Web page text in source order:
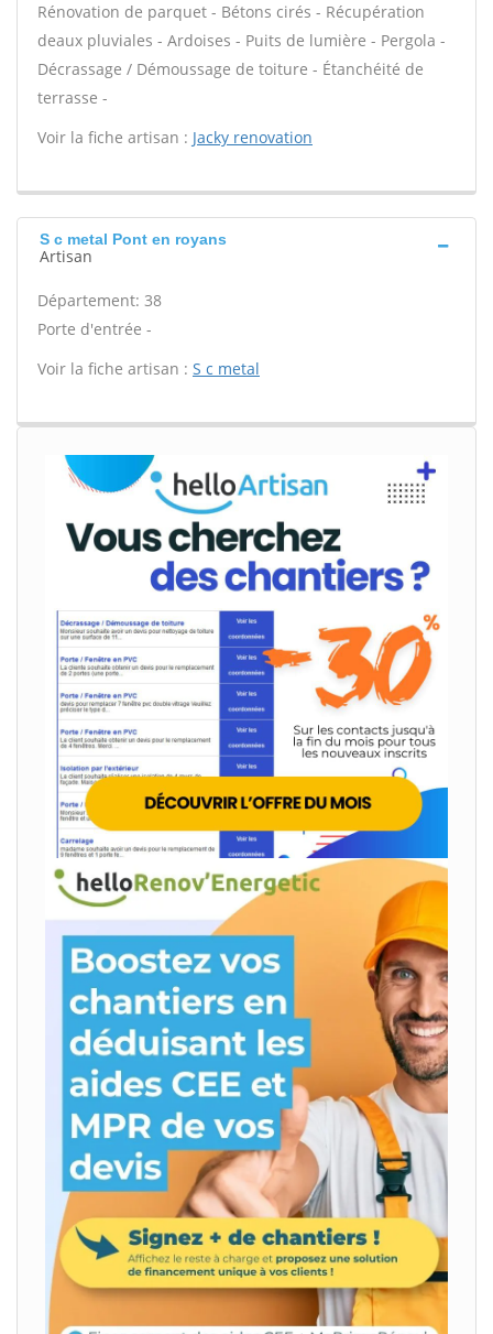
Rénovation de parquet - Bétons cirés - Récupération
deaux pluviales - Ardoises - Puits de lumière - Pergola -
Décrassage / Démoussage de toiture - Étanchéité de
terrasse -
Voir la fiche artisan : Jacky renovation
S c metal Pont en royans
Artisan
Département: 38
Porte d'entrée -
Voir la fiche artisan : S c metal